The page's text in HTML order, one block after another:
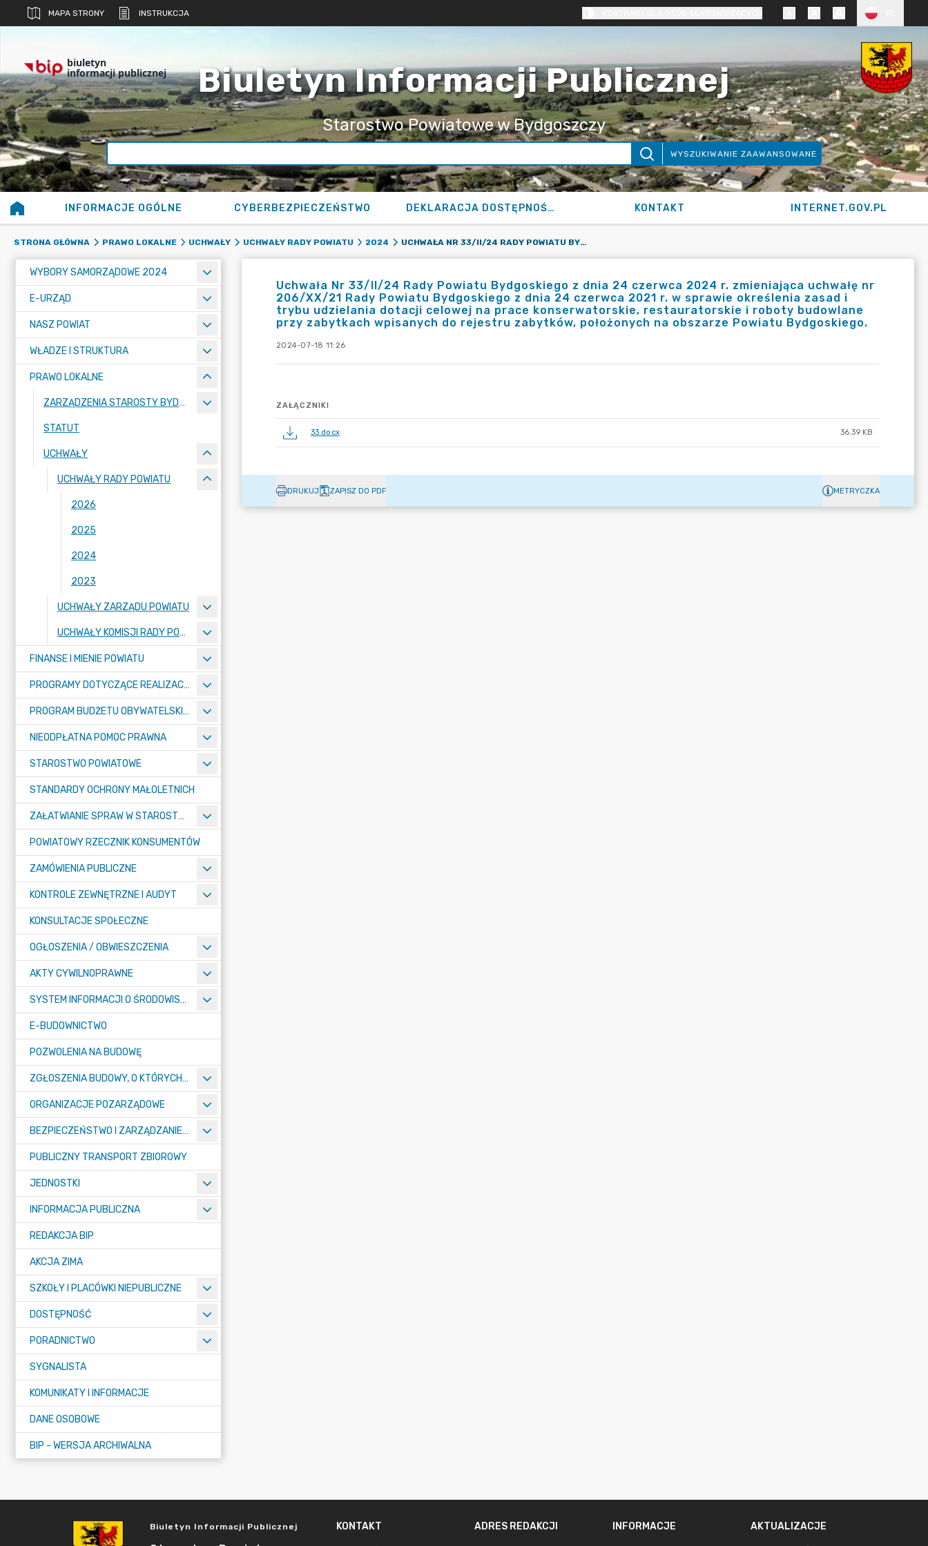
MAPA STRONY INSTRUKCJA
biuletyn
informacji publicznej Biuletyn Informacji Publicznej
Starostwo Powiatowe w Bydgoszczy
WYSZUKIWANIE ZAAWANSOWANE
INFORMACJE OGÓLNE CYBERBEZPIECZEŃSTWO DEKLARACJA DOSTĘPNOŚCI KONTAKT INTERNET.GOV.PL
STRONA GŁÓWNA PRAWO LOKALNE UCHWAŁY UCHWAŁY RADY POWIATU 2024 UCHWAŁA NR 33/II/24 RADY POWIATU BYDGOSKIEGO Z DNIA 24 CZERWCA 2024 R. ZMIENIAJĄCA UCHWAŁĘ NR 206/XX/21 RADY POWIATU BYDGOSKIEGO Z DNIA 24 CZERWCA 2021 R. W SPRAWIE OKREŚLENIA ZASAD I TRYBU UDZIELANIA DOTACJI CELOWEJ NA PRACE KONSERWATORSKIE, RESTAURATORSKIE I ROBOTY BUDOWLANE PRZY ZABYTKACH WPISANYCH DO REJESTRU ZABYTKÓW, POŁOŻONYCH NA OBSZARZE POWIATU BYDGOSKIEGO.
WYBORY SAMORZĄDOWE 2024
E-URZĄD
NASZ POWIAT
WŁADZE I STRUKTURA
PRAWO LOKALNE
ZARZĄDZENIA STAROSTY BYDGOSKIEGO
STATUT
UCHWAŁY
UCHWAŁY RADY POWIATU
2026
2025
2024
2023
UCHWAŁY ZARZĄDU POWIATU
UCHWAŁY KOMISJI RADY POWIATU
FINANSE I MIENIE POWIATU
PROGRAMY DOTYCZĄCE REALIZACJI ZADAŃ PUBLICZNYCH
PROGRAM BUDŻETU OBYWATELSKIEGO POWIATU BYDGOSKIEGO
NIEODPŁATNA POMOC PRAWNA
STAROSTWO POWIATOWE
STANDARDY OCHRONY MAŁOLETNICH
ZAŁATWIANIE SPRAW W STAROSTWIE
POWIATOWY RZECZNIK KONSUMENTÓW
ZAMÓWIENIA PUBLICZNE
KONTROLE ZEWNĘTRZNE I AUDYT
KONSULTACJE SPOŁECZNE
OGŁOSZENIA / OBWIESZCZENIA
AKTY CYWILNOPRAWNE
SYSTEM INFORMACJI O ŚRODOWISKU
E-BUDOWNICTWO
POZWOLENIA NA BUDOWĘ
ZGŁOSZENIA BUDOWY, O KTÓRYCH MOWA W ART. 29 UST. 1 PKT 1A, 2B I 19A USTAWY PRAWO BUDOWLANE
ORGANIZACJE POZARZĄDOWE
BEZPIECZEŃSTWO I ZARZĄDZANIE KRYZYSOWE
PUBLICZNY TRANSPORT ZBIOROWY
JEDNOSTKI
INFORMACJA PUBLICZNA
REDAKCJA BIP
AKCJA ZIMA
SZKOŁY I PLACÓWKI NIEPUBLICZNE
DOSTĘPNOŚĆ
PORADNICTWO
SYGNALISTA
KOMUNIKATY I INFORMACJE
DANE OSOBOWE
BIP - WERSJA ARCHIWALNA
Uchwała Nr 33/II/24 Rady Powiatu Bydgoskiego z dnia 24 czerwca 2024 r. zmieniająca uchwałę nr
206/XX/21 Rady Powiatu Bydgoskiego z dnia 24 czerwca 2021 r. w sprawie określenia zasad i
trybu udzielania dotacji celowej na prace konserwatorskie, restauratorskie i roboty budowlane
przy zabytkach wpisanych do rejestru zabytków, położonych na obszarze Powiatu Bydgoskiego.
2024-07-18 11:26
ZAŁĄCZNIKI
33.docx 36.39 KB
DRUKUJ ZAPISZ DO PDF METRYCZKA
Biuletyn Informacji Publicznej KONTAKT ADRES REDAKCJI INFORMACJE AKTUALIZACJE